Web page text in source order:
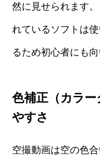
然に見せられます
れているソフトは
るため初心者にも向
色補正（カラ
やすさ
空撮動画は空の色